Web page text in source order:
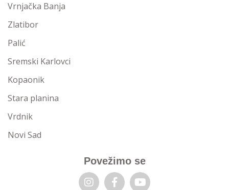
Vrnjačka Banja
Zlatibor
Palić
Sremski Karlovci
Kopaonik
Stara planina
Vrdnik
Novi Sad
Povežimo se